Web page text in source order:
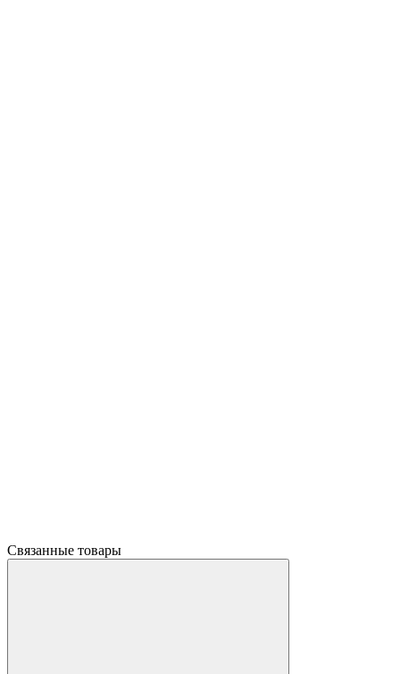
Связанные товары